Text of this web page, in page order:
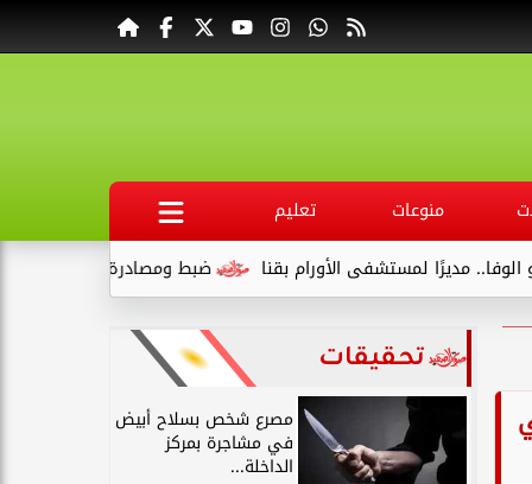
منوعات
تعليم
ضبط ومصادرة 340 كجم لحوم غير صالحة وتحرير 39 مخالفة في المنيا
بقنا
تحقيقات
مصرع شخص بسلاح أبيض
في مشاجرة بمركز
الداخلة...